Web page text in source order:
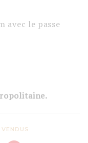
avec le passe